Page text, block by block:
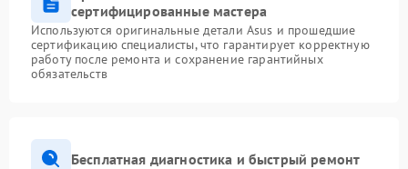
сертифицированные мастера
Используются оригинальные детали Asus и прошедшие
сертификацию специалисты, что гарантирует корректную
работу после ремонта и сохранение гарантийных
обязательств
Бесплатная диагностика и быстрый ремонт